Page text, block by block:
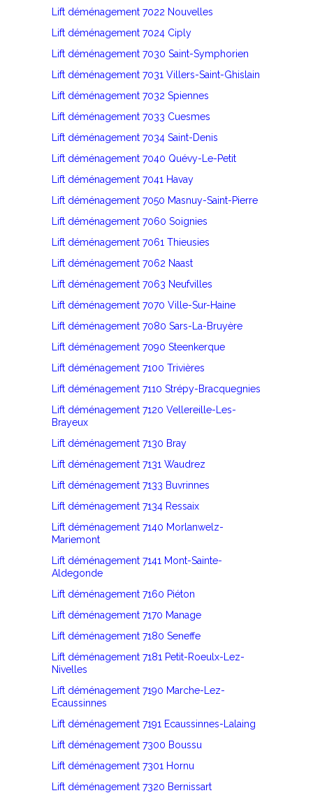
Lift déménagement 7022 Nouvelles
Lift déménagement 7024 Ciply
Lift déménagement 7030 Saint-Symphorien
Lift déménagement 7031 Villers-Saint-Ghislain
Lift déménagement 7032 Spiennes
Lift déménagement 7033 Cuesmes
Lift déménagement 7034 Saint-Denis
Lift déménagement 7040 Quévy-Le-Petit
Lift déménagement 7041 Havay
Lift déménagement 7050 Masnuy-Saint-Pierre
Lift déménagement 7060 Soignies
Lift déménagement 7061 Thieusies
Lift déménagement 7062 Naast
Lift déménagement 7063 Neufvilles
Lift déménagement 7070 Ville-Sur-Haine
Lift déménagement 7080 Sars-La-Bruyère
Lift déménagement 7090 Steenkerque
Lift déménagement 7100 Trivières
Lift déménagement 7110 Strépy-Bracquegnies
Lift déménagement 7120 Vellereille-Les-
Brayeux
Lift déménagement 7130 Bray
Lift déménagement 7131 Waudrez
Lift déménagement 7133 Buvrinnes
Lift déménagement 7134 Ressaix
Lift déménagement 7140 Morlanwelz-
Mariemont
Lift déménagement 7141 Mont-Sainte-
Aldegonde
Lift déménagement 7160 Piéton
Lift déménagement 7170 Manage
Lift déménagement 7180 Seneffe
Lift déménagement 7181 Petit-Roeulx-Lez-
Nivelles
Lift déménagement 7190 Marche-Lez-
Ecaussinnes
Lift déménagement 7191 Ecaussinnes-Lalaing
Lift déménagement 7300 Boussu
Lift déménagement 7301 Hornu
Lift déménagement 7320 Bernissart